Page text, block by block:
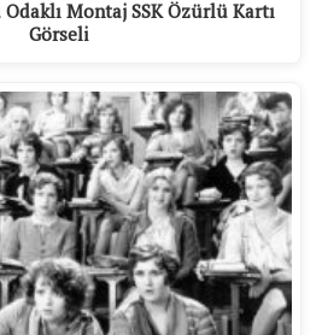
Odaklı Montaj SSK Özürlü Kartı
Görseli